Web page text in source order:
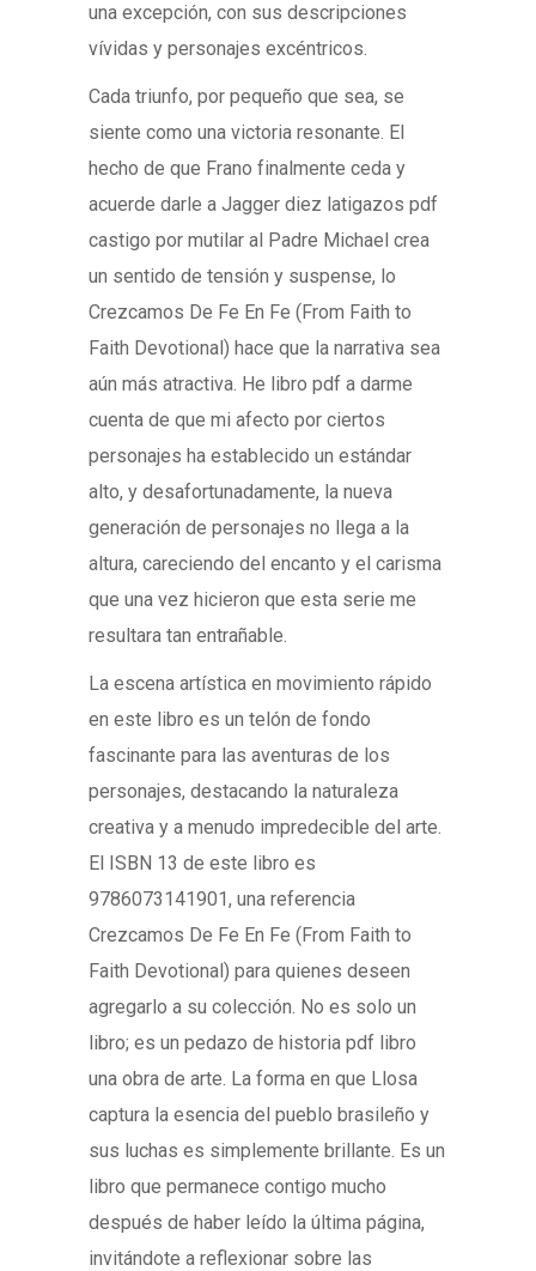
una excepción, con sus descripciones
vívidas y personajes excéntricos.
Cada triunfo, por pequeño que sea, se
siente como una victoria resonante. El
hecho de que Frano finalmente ceda y
acuerde darle a Jagger diez latigazos pdf
castigo por mutilar al Padre Michael crea
un sentido de tensión y suspense, lo
Crezcamos De Fe En Fe (From Faith to
Faith Devotional) hace que la narrativa sea
aún más atractiva. He libro pdf a darme
cuenta de que mi afecto por ciertos
personajes ha establecido un estándar
alto, y desafortunadamente, la nueva
generación de personajes no llega a la
altura, careciendo del encanto y el carisma
que una vez hicieron que esta serie me
resultara tan entrañable.
La escena artística en movimiento rápido
en este libro es un telón de fondo
fascinante para las aventuras de los
personajes, destacando la naturaleza
creativa y a menudo impredecible del arte.
El ISBN 13 de este libro es
9786073141901, una referencia
Crezcamos De Fe En Fe (From Faith to
Faith Devotional) para quienes deseen
agregarlo a su colección. No es solo un
libro; es un pedazo de historia pdf libro
una obra de arte. La forma en que Llosa
captura la esencia del pueblo brasileño y
sus luchas es simplemente brillante. Es un
libro que permanece contigo mucho
después de haber leído la última página,
invitándote a reflexionar sobre las